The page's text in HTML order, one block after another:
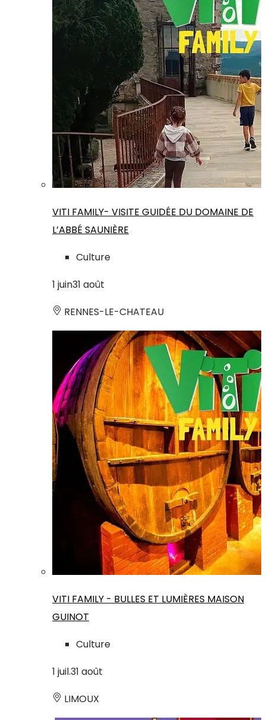
VITI FAMILY- VISITE GUIDÉE DU DOMAINE DE
L’ABBÉ SAUNIÈRE
Culture
1 juin31 août
RENNES-LE-CHATEAU
VITI FAMILY - BULLES ET LUMIÈRES MAISON
GUINOT
Culture
1 juil.31 août
LIMOUX